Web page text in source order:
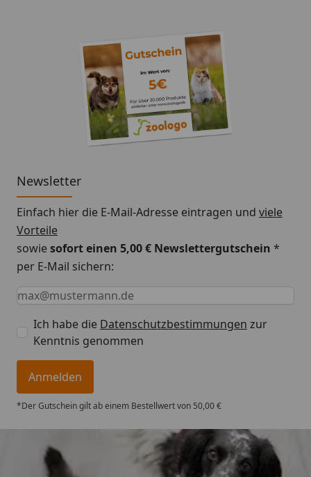
Fettsäuren sorgen für eine intakte Hautbarriere und
ein glänzendes Fell. Die sehr bekömmliche,
weizenfreie Rezeptur unterstützt durch Vitamin C
und ausgewählte Kräuter zudem das Immunsystem
kleiner Hunderassen und sorgt so für ein
unbeschwertes Hundeleben.
Fütterungsempfehlung
Newsletter
Einfach hier die E-Mail-Adresse eintragen und viele
Vorteile
sowiesofort einen 5,00 € Newslettergutschein *
per E-Mail sichern:
Keine Eingabe erforderlich
Eingabe erforderlich
E-Mail *
Ich habe die Datenschutzbestimmungen zur
Kenntnis genommen
Anmelden
*Der Gutschein gilt ab einem Bestellwert von 50,00 €